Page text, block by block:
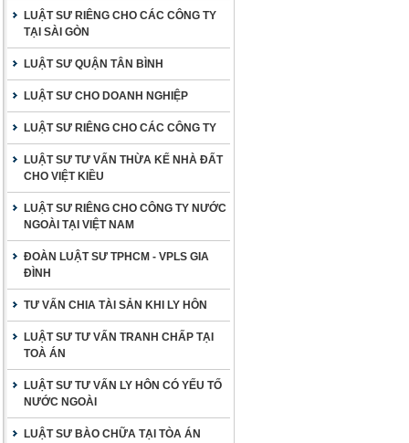
LUẬT SƯ RIÊNG CHO CÁC CÔNG TY
TẠI SÀI GÒN
LUẬT SƯ QUẬN TÂN BÌNH
LUẬT SƯ CHO DOANH NGHIỆP
LUẬT SƯ RIÊNG CHO CÁC CÔNG TY
LUẬT SƯ TƯ VẤN THỪA KẾ NHÀ ĐẤT
CHO VIỆT KIỀU
LUẬT SƯ RIÊNG CHO CÔNG TY NƯỚC
NGOÀI TẠI VIỆT NAM
ĐOÀN LUẬT SƯ TPHCM - VPLS GIA
ĐÌNH
TƯ VẤN CHIA TÀI SẢN KHI LY HÔN
LUẬT SƯ TƯ VẤN TRANH CHẤP TẠI
TOÀ ÁN
LUẬT SƯ TƯ VẤN LY HÔN CÓ YẾU TỐ
NƯỚC NGOÀI
LUẬT SƯ BÀO CHỮA TẠI TÒA ÁN